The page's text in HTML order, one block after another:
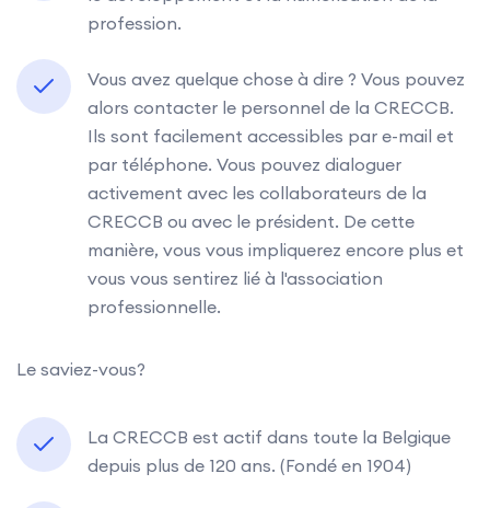
profession.
Vous avez quelque chose à dire ? Vous pouvez
alors contacter le personnel de la CRECCB.
Ils sont facilement accessibles par e-mail et
par téléphone. Vous pouvez dialoguer
activement avec les collaborateurs de la
CRECCB ou avec le président. De cette
manière, vous vous impliquerez encore plus et
vous vous sentirez lié à l'association
professionnelle.
Le saviez-vous?
La CRECCB est actif dans toute la Belgique
depuis plus de 120 ans. (Fondé en 1904)